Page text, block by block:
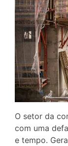
O setor da
com uma
e tempo.